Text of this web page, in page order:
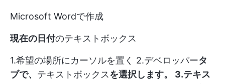
Microsoft Wordで作成
現在の日付のテキストボックス
1.希望の場所にカーソルを置く 2.デベロッパータ
ブで、 テキストボックスを選択します。 3.テキス